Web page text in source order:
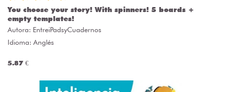
You choose your story! With spinners! 5 boards +
empty templates!
Autora: EntreiPadsyCuadernos
Idioma: Anglés
5.87 €